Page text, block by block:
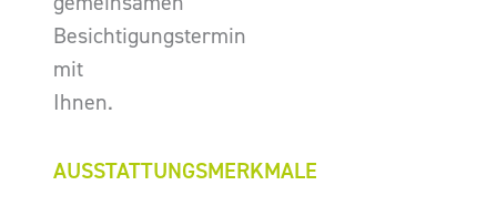
Besichtigungstermin
mit
Ihnen.
AUSSTATTUNGSMERKMALE